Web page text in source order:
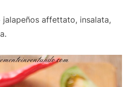
affettato, insalata,